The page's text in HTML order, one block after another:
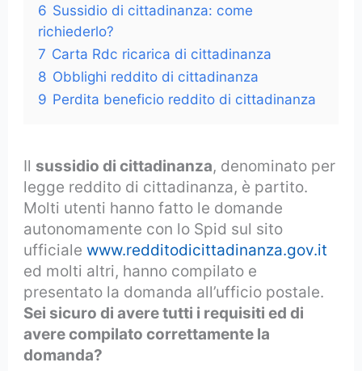
6 Sussidio di cittadinanza: come
richiederlo?
7 Carta Rdc ricarica di cittadinanza
8 Obblighi reddito di cittadinanza
9 Perdita beneficio reddito di cittadinanza
Il sussidio di cittadinanza, denominato per
legge reddito di cittadinanza, è partito.
Molti utenti hanno fatto le domande
autonomamente con lo Spid sul sito
ufficialewww.redditodicittadinanza.gov.it
ed molti altri, hanno compilato e
presentato la domanda all’ufficio postale.
Sei sicuro di avere tutti i requisiti ed di
avere compilato correttamente la
domanda?